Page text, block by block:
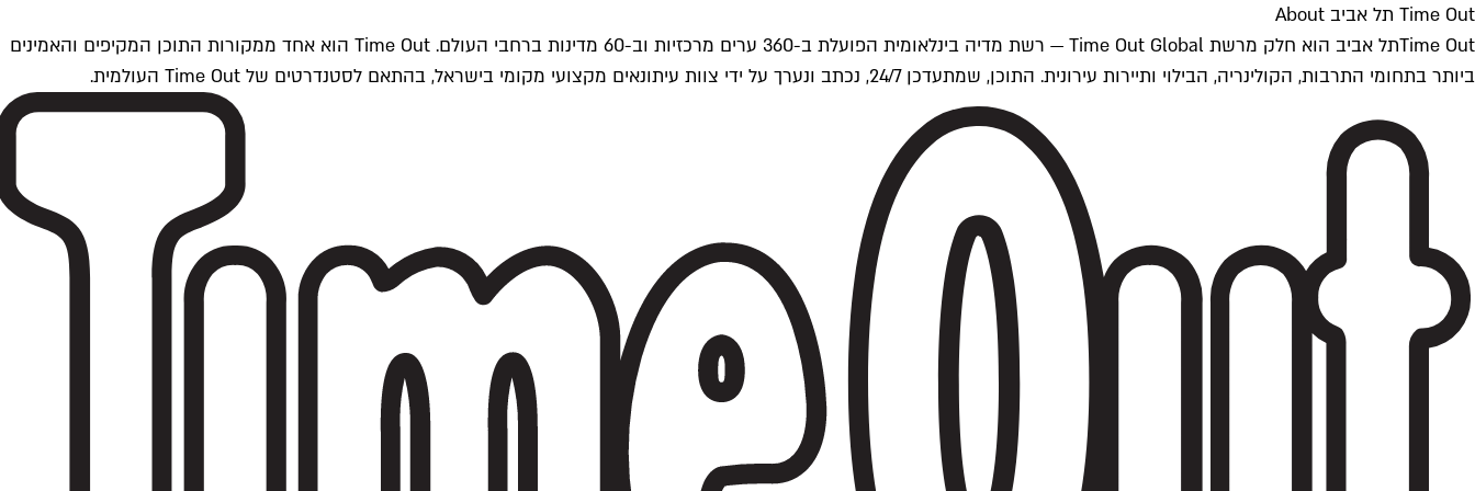
Time Out תל אביב About
Time Outתל אביב הוא חלק מרשת Time Out Global — רשת מדיה בינלאומית הפועלת ב-360 ערים מרכזיות וב-60 מדינות ברחבי העולם. Time Out הוא אחד ממקורות התוכן המקיפים והאמינים
ביותר בתחומי התרבות, הקולינריה, הבילוי ותיירות עירונית. התוכן, שמתעדכן 24/7, נכתב ונערך על ידי צוות עיתונאים מקצועי מקומי בישראל, בהתאם לסטנדרטים של Time Out העולמית.